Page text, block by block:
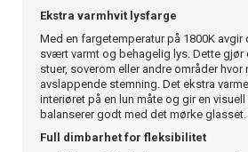
Ekstra varmhvit lysfarge
Med en fargetemperatur på 1800K avgir
svært varmt og behagelig lys. Dette gjør
stuer, soverom eller andre områder hvor
avslappende stemning. Det ekstra
interiøret på en lun måte og gir en visuell
balanserer godt med det mørke glasset.
Full dimbarhet for fleksibilitet